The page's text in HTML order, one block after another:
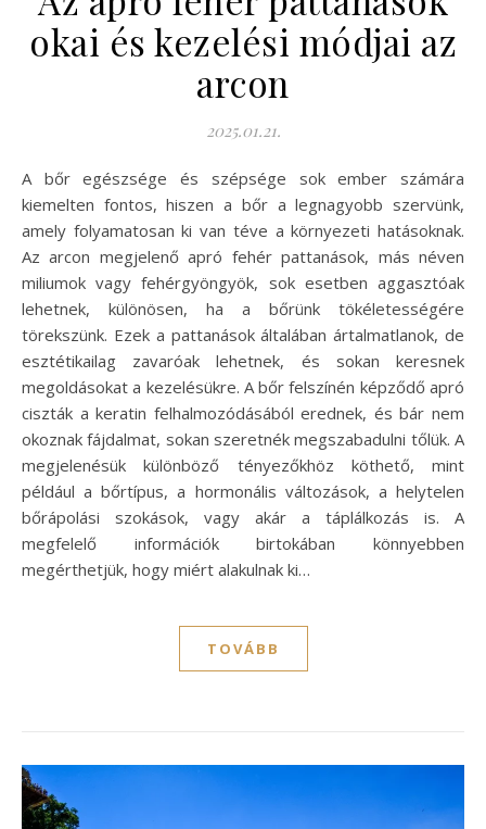
okai és kezelési módjai az
arcon
2025.01.21.
A bőr egészsége és szépsége sok ember számára
kiemelten fontos, hiszen a bőr a legnagyobb szervünk,
amely folyamatosan ki van téve a környezeti hatásoknak.
Az arcon megjelenő apró fehér pattanások, más néven
miliumok vagy fehérgyöngyök, sok esetben aggasztóak
lehetnek, különösen, ha a bőrünk tökéletességére
törekszünk. Ezek a pattanások általában ártalmatlanok, de
esztétikailag zavaróak lehetnek, és sokan keresnek
megoldásokat a kezelésükre. A bőr felszínén képződő apró
ciszták a keratin felhalmozódásából erednek, és bár nem
okoznak fájdalmat, sokan szeretnék megszabadulni tőlük. A
megjelenésük különböző tényezőkhöz köthető, mint
például a bőrtípus, a hormonális változások, a helytelen
bőrápolási szokások, vagy akár a táplálkozás is. A
megfelelő információk birtokában könnyebben
megérthetjük, hogy miért alakulnak ki…
TOVÁBB